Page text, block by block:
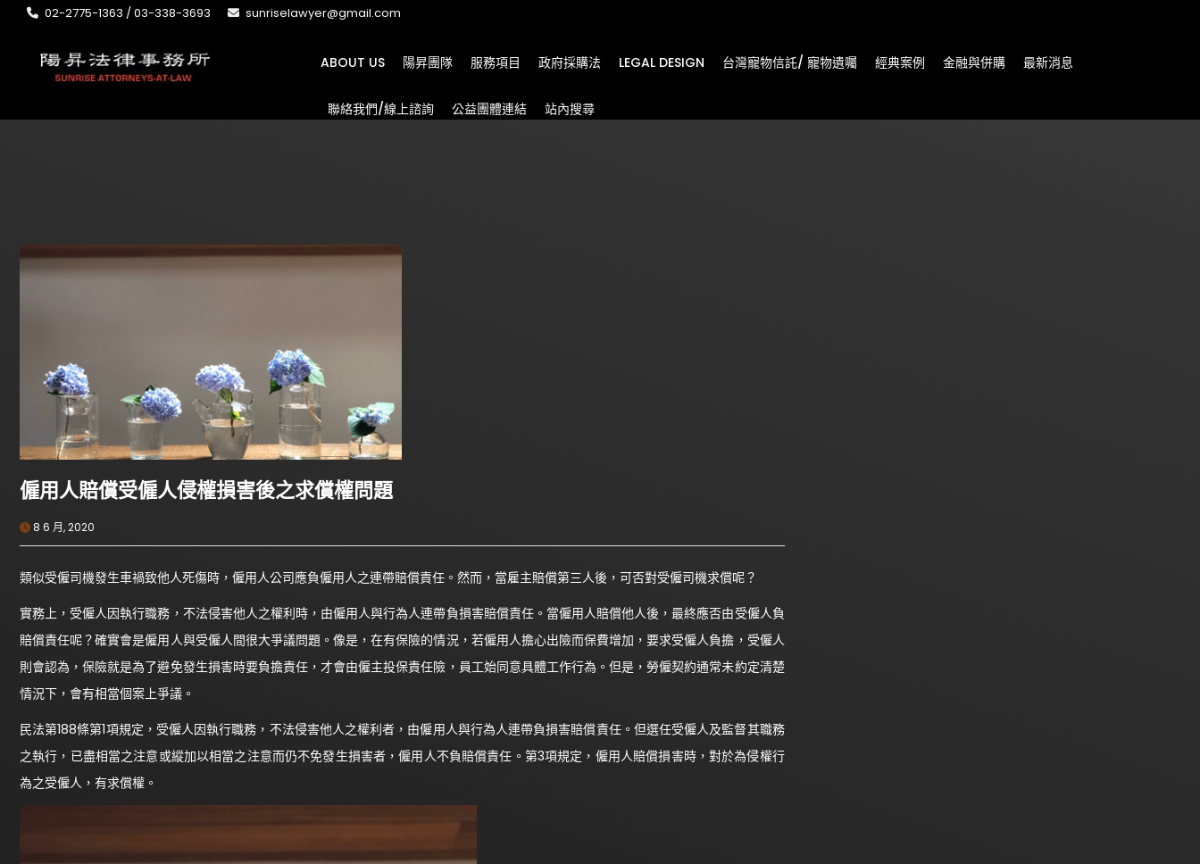
02-2775-1363 / 03-338-3693 sunriselawyer@gmail.com
ABOUT US 陽昇團隊 服務項目 政府採購法 LEGAL DESIGN 台灣寵物信託/ 寵物遺囑 經典案例 金融與併購 最新消息
聯絡我們/線上諮詢 公益團體連結 站內搜尋
僱用人賠償受僱人侵權損害後之求償權問題
8 6 月, 2020
類似受僱司機發生車禍致他人死傷時，僱用人公司應負僱用人之連帶賠償責任。然而，當雇主賠償第三人後，可否對受僱司機求償呢？
實務上，受僱人因執行職務，不法侵害他人之權利時，由僱用人與行為人連帶負損害賠償責任。當僱用人賠償他人後，最終應否由受僱人負
賠償責任呢？確實會是僱用人與受僱人間很大爭議問題。像是，在有保險的情況，若僱用人擔心出險而保費增加，要求受僱人負擔，受僱人
則會認為，保險就是為了避免發生損害時要負擔責任，才會由僱主投保責任險，員工始同意具體工作行為。但是，勞僱契約通常未約定清楚
情況下，會有相當個案上爭議。
民法第188條第1項規定，受僱人因執行職務，不法侵害他人之權利者，由僱用人與行為人連帶負損害賠償責任。但選任受僱人及監督其職務
之執行，已盡相當之注意或縱加以相當之注意而仍不免發生損害者，僱用人不負賠償責任。第3項規定，僱用人賠償損害時，對於為侵權行
為之受僱人，有求償權。